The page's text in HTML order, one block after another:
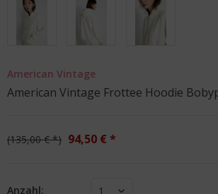
American Vintage
American Vintage Frottee Hoodie
135,00 € * 94,50 € *
Anzahl: 1